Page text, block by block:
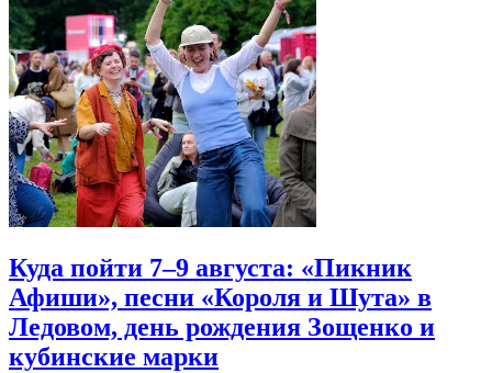
Куда пойти 7–9 августа: «Пикник
Афиши», песни «Короля и Шута» в
Ледовом, день рождения Зощенко и
кубинские марки